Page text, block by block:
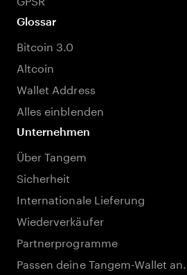
Glossar
Bitcoin 3.0
Altcoin
Wallet Address
Alles einblenden
Unternehmen
Über Tangem
Sicherheit
Internationale Lieferung
Wiederverkäufer
Partnerprogramme
Passen deine Tangem-Wallet an.